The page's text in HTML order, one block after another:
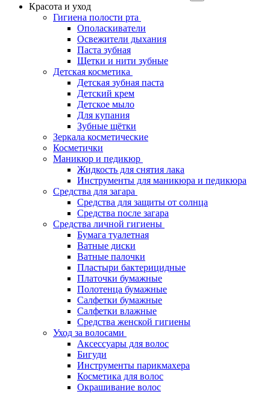
Красота и уход
Гигиена полости рта
Ополаскиватели
Освежители дыхания
Паста зубная
Щетки и нити зубные
Детская косметика
Детская зубная паста
Детский крем
Детское мыло
Для купания
Зубные щётки
Зеркала косметические
Косметички
Маникюр и педикюр
Жидкость для снятия лака
Инструменты для маникюра и педикюра
Средства для загара
Средства для защиты от солнца
Средства после загара
Средства личной гигиены
Бумага туалетная
Ватные диски
Ватные палочки
Пластыри бактерицидные
Платочки бумажные
Полотенца бумажные
Салфетки бумажные
Салфетки влажные
Средства женской гигиены
Уход за волосами
Аксессуары для волос
Бигуди
Инструменты парикмахера
Косметика для волос
Окрашивание волос